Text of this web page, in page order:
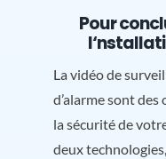
Pour
l
La vidéo de
d’alarme sont
la sécurité de
deux